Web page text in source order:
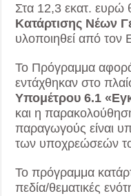
Στα 12,3 εκατ. ευρώ
Κατάρτισης Νέων
υλοποιηθεί από
Το Πρόγραμμα
εντάχθηκαν στο
Υπομέτρου 6.1
και η
παραγωγούς είναι
των υποχρεώσεών
Το πρόγραμμα
πεδία/θεματικές